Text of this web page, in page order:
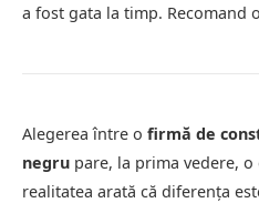
a fost gata la timp. Recomand
Alegerea între o firmă de
negru pare, la prima vedere,
realitatea arată că diferența